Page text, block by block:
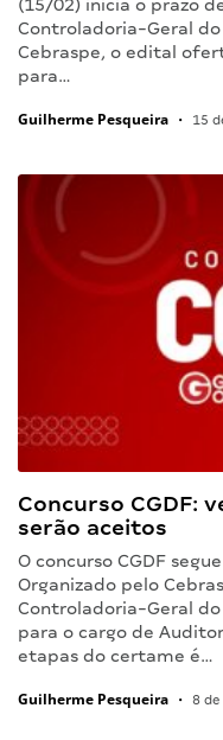
(15/02) inicia o prazo
Controladoria-Geral
Cebraspe, o edital
para…
Guilherme Pesqueira • 15
Concurso CGDF:
serão aceitos
O concurso CGDF
Organizado pelo
Controladoria-Geral
para o cargo de
etapas do certame é…
Guilherme Pesqueira • 8